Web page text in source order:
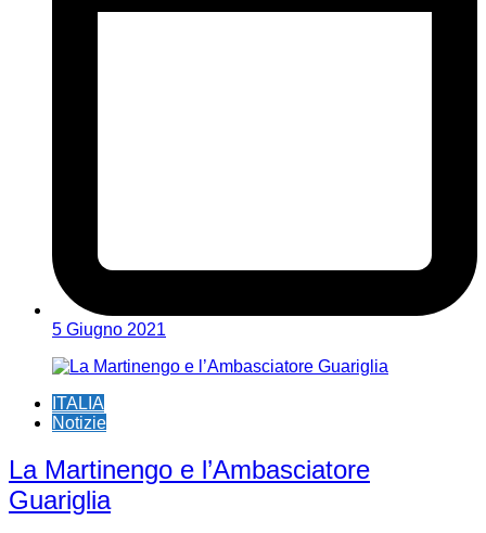
5 Giugno 2021
ITALIA
Notizie
La Martinengo e l’Ambasciatore
Guariglia